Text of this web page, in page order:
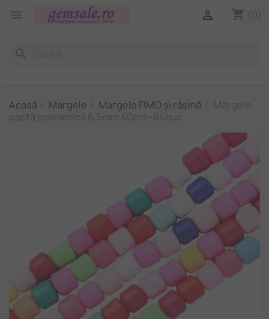
 shopping_cart (0)

search
Acasă Margele Margele FIMO și rășină
Mărgele
pastă polimerică 6,5mm 40cm~64buc